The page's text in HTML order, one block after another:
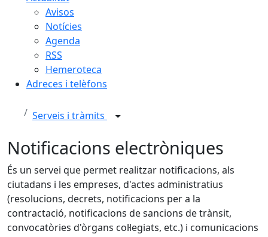
Avisos
Notícies
Agenda
RSS
Hemeroteca
Adreces i telèfons
Serveis i tràmits
Notificacions electròniques
És un servei que permet realitzar notificacions, als
ciutadans i les empreses, d'actes administratius
(resolucions, decrets, notificacions per a la
contractació, notificacions de sancions de trànsit,
convocatòries d'òrgans col·legiats, etc.) i comunicacions